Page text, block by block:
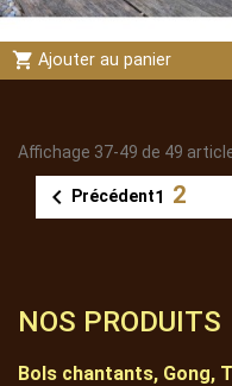
NOS PRODUITS
Bols chantants, Gong,
shopping_cart Ajouter au panier
Affichage 37-49 de 49
 Précédent1 2